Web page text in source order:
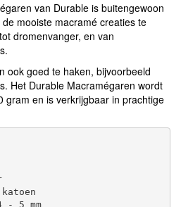
van Durable is buitengewoon
mooiste macramé creaties te
dromenvanger, en van
ook goed te haken, bijvoorbeeld
Het Durable Macramégaren wordt
gram en is verkrijgbaar in prachtige
* Advies naalddikte 4 - 5 mm